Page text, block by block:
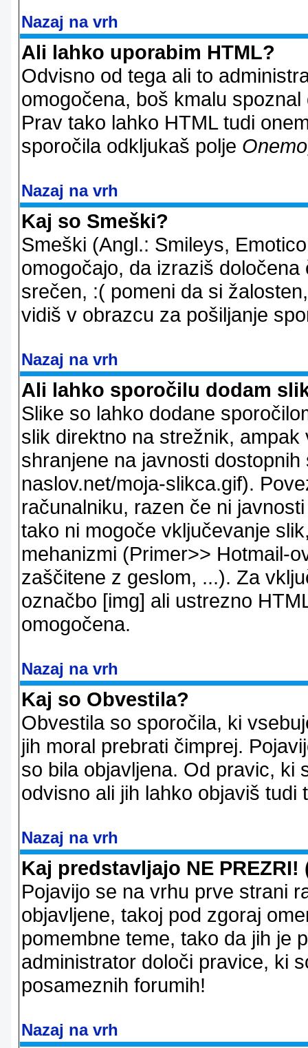
Nazaj na vrh
Ali lahko uporabim HTML?
Odvisno od tega ali to
omogočena, boš kmalu
Prav tako lahko HTML tudi
sporočila odkljukaš polje
Nazaj na vrh
Kaj so Smeški?
Smeški (Angl.: Smileys,
omogočajo, da izraziš
srečen, :( pomeni da si
vidiš v obrazcu za pošiljanje
Nazaj na vrh
Ali lahko sporočilu dodam
Slike so lahko dodane
slik direktno na strežnik,
shranjene na javnosti
naslov.net/moja-slikca.gif).
računalniku, razen če ni
tako ni mogoče vključevanje
mehanizmi (Primer>> Hotmail-
zaščitene z geslom, ...). Za
označbo [img] ali ustrezno
omogočena.
Nazaj na vrh
Kaj so Obvestila?
Obvestila so sporočila, ki
jih moral prebrati čimprej.
so bila objavljena. Od pravic, ki
odvisno ali jih lahko objaviš
Nazaj na vrh
Kaj predstavljajo NE
Pojavijo se na vrhu prve strani
objavljene, takoj pod zgoraj
pomembne teme, tako da jih je
administrator določi pravice, ki
posameznih forumih!
Nazaj na vrh